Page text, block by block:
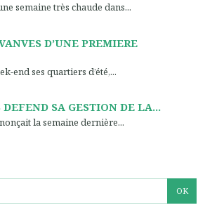
semaine très chaude dans...
D’UNE PREMIERE
end ses quartiers d’été,...
SA GESTION DE LA...
la semaine dernière...